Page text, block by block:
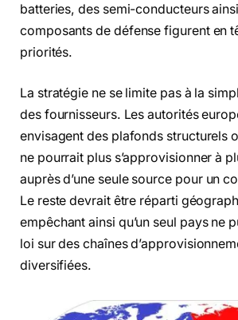
batteries, des semi-conducteurs
composants de défense figurent en
priorités.
La stratégie ne se limite pas à la
des fournisseurs. Les autorités
envisagent des plafonds structurels
ne pourrait plus s’approvisionner à
auprès d’une seule source pour un
Le reste devrait être réparti
empêchant ainsi qu’un seul pays ne
loi sur des chaînes
diversifiées.